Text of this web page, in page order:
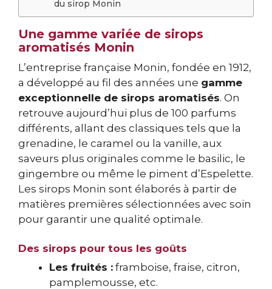
du sirop Monin
Une gamme variée de sirops
aromatisés Monin
L’entreprise française Monin, fondée en 1912,
a développé au fil des années une gamme
exceptionnelle de sirops aromatisés. On
retrouve aujourd’hui plus de 100 parfums
différents, allant des classiques tels que la
grenadine, le caramel ou la vanille, aux
saveurs plus originales comme le basilic, le
gingembre ou même le piment d’Espelette.
Les sirops Monin sont élaborés à partir de
matières premières sélectionnées avec soin
pour garantir une qualité optimale.
Des sirops pour tous les goûts
Les fruités : framboise, fraise, citron,
pamplemousse, etc.